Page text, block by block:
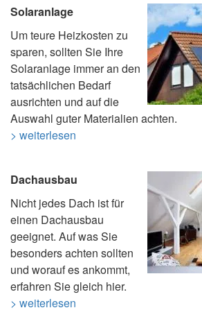
Solaranlage
Um teure Heizkosten zu
sparen, sollten Sie Ihre
Solaranlage immer an den
tatsächlichen Bedarf
ausrichten und auf die
Auswahl guter Materialien achten.
> weiterlesen
Dachausbau
Nicht jedes Dach ist für
einen Dachausbau
geeignet. Auf was Sie
besonders achten sollten
und worauf es ankommt,
erfahren Sie gleich hier.
> weiterlesen